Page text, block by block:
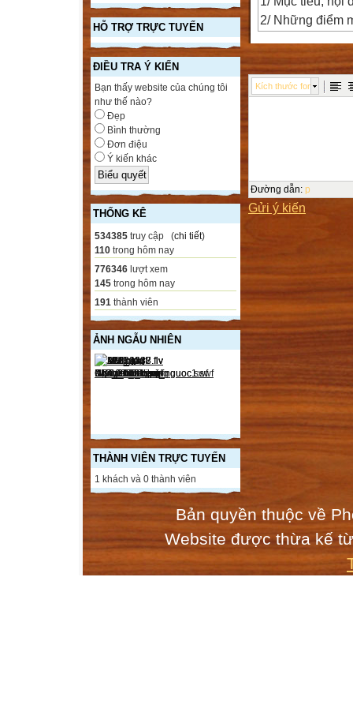
HỖ TRỢ TRỰC TUYẾN
ĐIỀU TRA Ý KIẾN
Bạn thấy website của chúng tôi
như thế nào?
Đẹp
Bình thường
Đơn điệu
Ý kiến khác
THỐNG KÊ
534385 truy cập (chi tiết)
110 trong hôm nay
776346 lượt xem
145 trong hôm nay
191 thành viên
ẢNH NGẪU NHIÊN
THÀNH VIÊN TRỰC TUYẾN
1 khách và 0 thành viên
2/ Những điểm
xã hội theo
Giới thiệu về
Hướng dẫn
1.1 Vai trò của
trẻ
PT năng lực
PT khả năng
PT tình cảm
bản thân (gồm
người lớn và
Tóm lại:
GD TC-KNXH
giúp trẻ tham
để giúp trẻ hoà
2/ Giáo dục
Có ý thức về
Có khả năng
Thực hiện được
Thích nghe
Kích thước font
Đường dẫn: p
Gửi ý kiến
Bản quyền thuộc về
Website được thừa kế